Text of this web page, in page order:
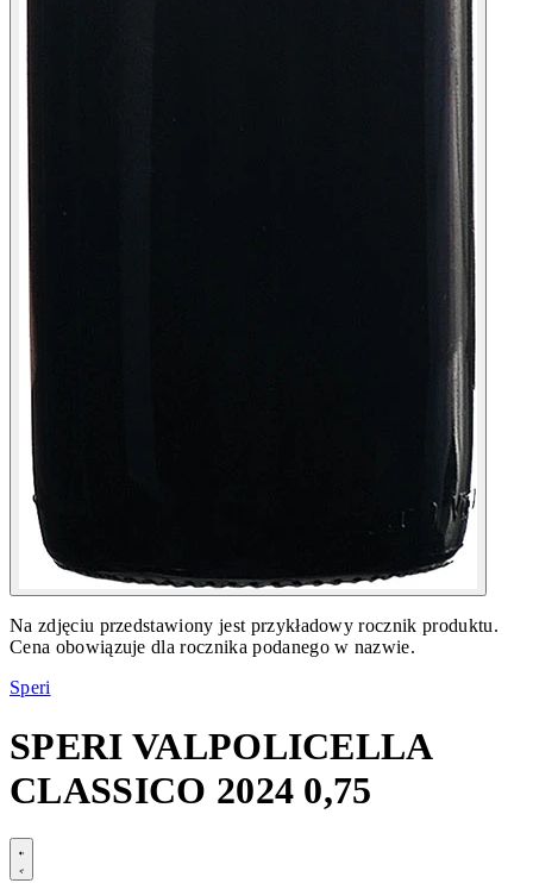
Na zdjęciu przedstawiony jest przykładowy rocznik produktu.
Cena obowiązuje dla rocznika podanego w nazwie.
Speri
SPERI VALPOLICELLA
CLASSICO 2024 0,75